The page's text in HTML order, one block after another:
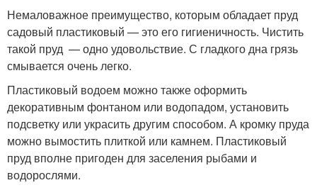
Немаловажное преимущество, которым обладает пруд
садовый пластиковый — это его гигиеничность. Чистить
такой пруд — одно удовольствие. С гладкого дна грязь
смывается очень легко.
Пластиковый водоем можно также оформить
декоративным фонтаном или водопадом, установить
подсветку или украсить другим способом. А кромку пруда
можно вымостить плиткой или камнем. Пластиковый
пруд вполне пригоден для заселения рыбами и
водорослями.